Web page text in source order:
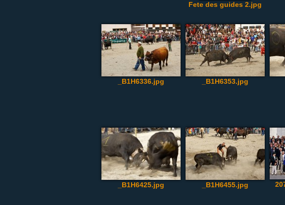
Fete des guides 2.jpg
_B1H6336.jpg _B1H6353.jpg
_B1H6425.jpg _B1H6455.jpg